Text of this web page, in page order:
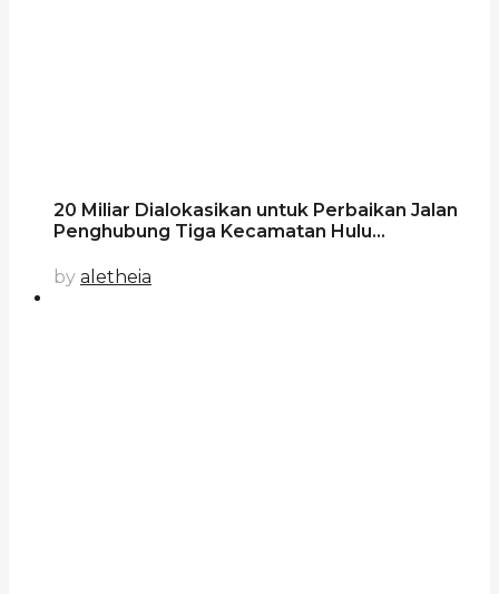
20 Miliar Dialokasikan untuk Perbaikan Jalan
Penghubung Tiga Kecamatan Hulu...
by aletheia